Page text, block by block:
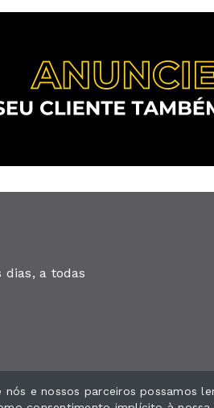
a todas
e nossos parceiros possamos